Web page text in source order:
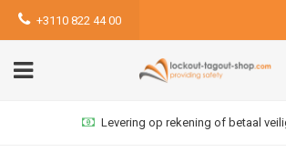
+3110 822 44 00
Levering op rekening of betaal